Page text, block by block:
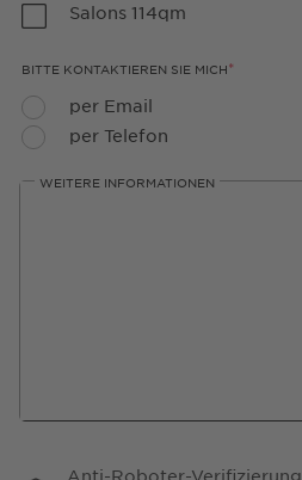
Salons 114qm
BITTE KONTAKTIEREN SIE MICH*
per Email
per Telefon
WEITERE INFORMATIONEN
Anti-Roboter-Verifizierung